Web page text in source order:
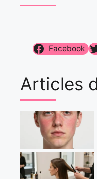
Facebook
Articles